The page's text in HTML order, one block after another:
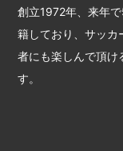
創立1972年、来年
籍しており、サッカ
者にも楽しんで頂け
す。